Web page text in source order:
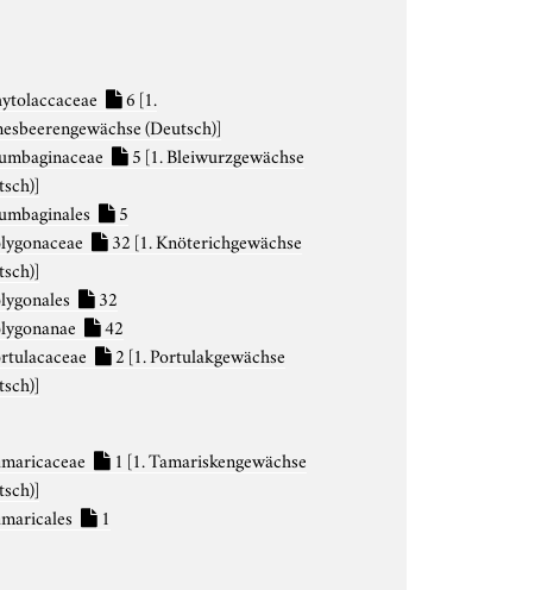
6 [1.
(Deutsch)]
5 [1. Bleiwurzgewächse
5
32 [1. Knöterichgewächse
32
42
2 [1. Portulakgewächse
1 [1. Tamariskengewächse
1